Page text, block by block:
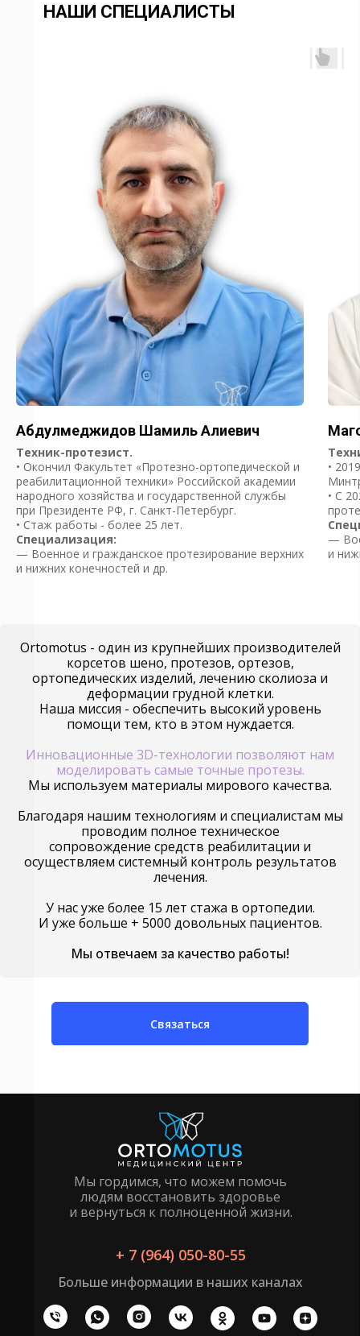
НАШИ СПЕЦИАЛИСТЫ
Абдулмеджидов Шамиль Алиевич
Техник-протезист.
• Окончил Факультет «Протезно-ортопедической и
реабилитационной техники» Российской академии
народного хозяйства и государственной службы
при Президенте РФ, г. Санкт-Петербург.
• Стаж работы - более 25 лет.
Специализация:
— Военное и гражданское протезирование верхних
и нижних конечностей и др.
•
• С
—
и
Ortomotus - один из крупнейших производителей
корсетов шено, протезов, ортезов,
ортопедических изделий, лечению сколиоза и
деформации грудной клетки.
Наша миссия - обеспечить высокий уровень
помощи тем, кто в этом нуждается.
Инновационные 3D-технологии позволяют нам
моделировать самые точные протезы.
Мы используем материалы мирового качества.
Благодаря нашим технологиям и специалистам мы
проводим полное техническое
сопровождение средств реабилитации и
осуществляем системный контроль результатов
лечения.
У нас уже более 15 лет стажа в ортопедии.
И уже больше + 5000 довольных пациентов.
Мы отвечаем за качество работы!
Связаться
+ 7 (964) 050-80-55
Больше информации в наших каналах
Мы гордимся, что можем помочь
людям восстановить здоровье
и вернуться к полноценной жизни.